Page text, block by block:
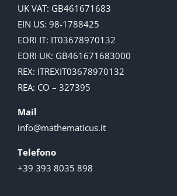
UK VAT: GB461671683
EIN US: 98-1788425
EORI IT: IT03678970132
EORI UK: GB461671683000
REX: ITREXIT03678970132
REA: CO – 327395
Mail
info@mathematicus.it
Telefono
+39 393 8035 898